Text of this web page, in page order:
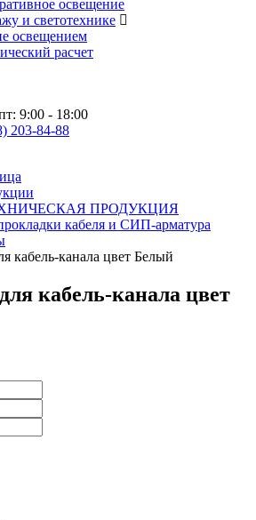
освещение
и светотехнике
освещением
расчет
9:00 - 18:00
203-84-88
ПРОДУКЦИЯ
кабеля и СИП-арматура
кабель-канала цвет Белый
кабель-канала цвет